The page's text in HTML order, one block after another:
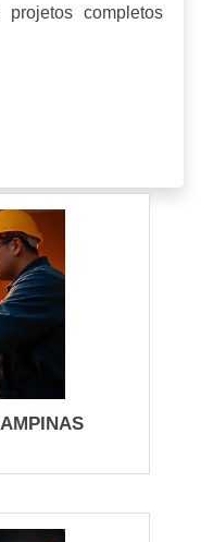
completos
e com riscos
identificar um
como evitar
e dentro do seu
EM
em São
descreve os